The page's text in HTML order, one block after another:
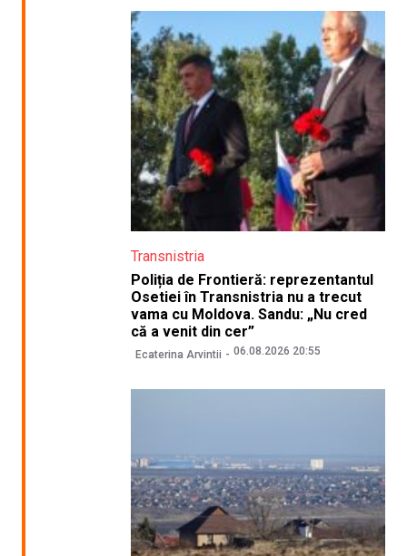
Transnistria
Poliția de Frontieră: reprezentantul
Osetiei în Transnistria nu a trecut
vama cu Moldova. Sandu: „Nu cred
că a venit din cer”
Ecaterina Arvintii 06.08.2026 20:55